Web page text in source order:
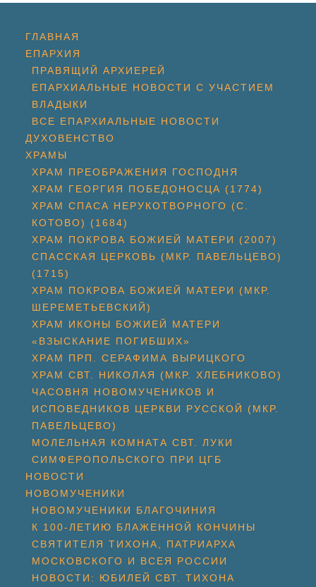
ГЛАВНАЯ
ЕПАРХИЯ
ПРАВЯЩИЙ АРХИЕРЕЙ
ЕПАРХИАЛЬНЫЕ НОВОСТИ С УЧАСТИЕМ
ВЛАДЫКИ
ВСЕ ЕПАРХИАЛЬНЫЕ НОВОСТИ
ДУХОВЕНСТВО
ХРАМЫ
ХРАМ ПРЕОБРАЖЕНИЯ ГОСПОДНЯ
ХРАМ ГЕОРГИЯ ПОБЕДОНОСЦА (1774)
ХРАМ СПАСА НЕРУКОТВОРНОГО (С.
КОТОВО) (1684)
ХРАМ ПОКРОВА БОЖИЕЙ МАТЕРИ (2007)
СПАССКАЯ ЦЕРКОВЬ (МКР. ПАВЕЛЬЦЕВО)
(1715)
ХРАМ ПОКРОВА БОЖИЕЙ МАТЕРИ (МКР.
ШЕРЕМЕТЬЕВСКИЙ)
ХРАМ ИКОНЫ БОЖИЕЙ МАТЕРИ
«ВЗЫСКАНИЕ ПОГИБШИХ»
ХРАМ ПРП. СЕРАФИМА ВЫРИЦКОГО
ХРАМ СВТ. НИКОЛАЯ (МКР. ХЛЕБНИКОВО)
ЧАСОВНЯ НОВОМУЧЕНИКОВ И
ИСПОВЕДНИКОВ ЦЕРКВИ РУССКОЙ (МКР.
ПАВЕЛЬЦЕВО)
МОЛЕЛЬНАЯ КОМНАТА СВТ. ЛУКИ
СИМФЕРОПОЛЬСКОГО ПРИ ЦГБ
НОВОСТИ
НОВОМУЧЕНИКИ
НОВОМУЧЕНИКИ БЛАГОЧИНИЯ
К 100-ЛЕТИЮ БЛАЖЕННОЙ КОНЧИНЫ
СВЯТИТЕЛЯ ТИХОНА, ПАТРИАРХА
МОСКОВСКОГО И ВСЕЯ РОССИИ
НОВОСТИ: ЮБИЛЕЙ СВТ. ТИХОНА